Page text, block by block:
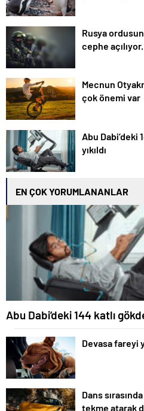
Rusya
cephe
Mecnun
çok önemi var
Abu Dabi’deki
yıkıldı
EN ÇOK YORUMLANANLAR
Abu Dabi’deki 144 katlı
Devasa fareyi
Dans
tekme atarak